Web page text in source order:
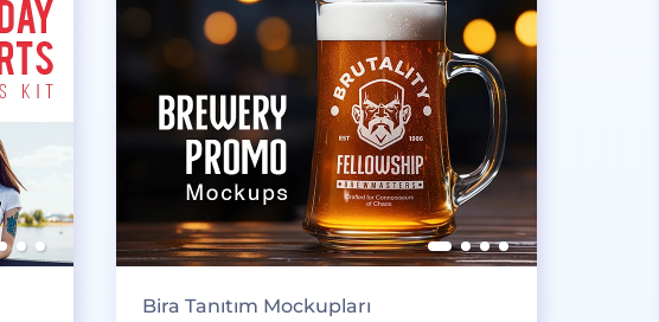
Bira Tanıtım Mockupları